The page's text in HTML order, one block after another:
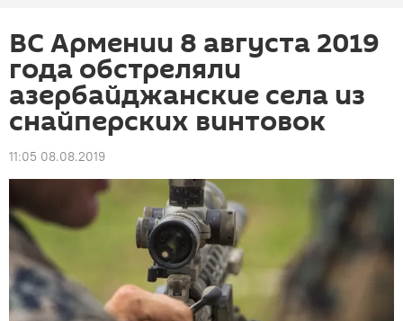
ВС Армении 8 августа 2019
года обстреляли
азербайджанские села из
снайперских винтовок
11:05 08.08.2019